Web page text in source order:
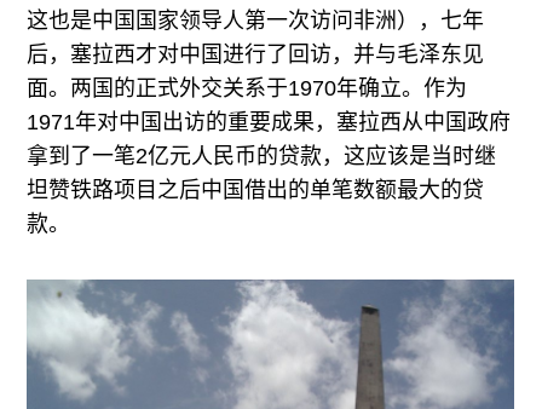
这也是中国国家领导人第一次访问非洲），七年
后，塞拉西才对中国进行了回访，并与毛泽东见
面。两国的正式外交关系于1970年确立。作为
1971年对中国出访的重要成果，塞拉西从中国政府
拿到了一笔2亿元人民币的贷款，这应该是当时继
坦赞铁路项目之后中国借出的单笔数额最大的贷
款。